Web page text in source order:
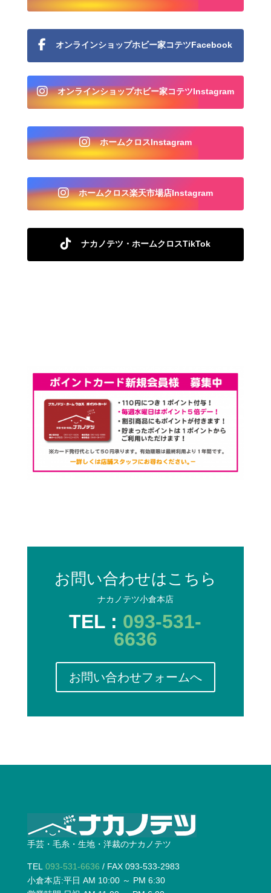
オンラインショップホビー家コテツFacebook
オンラインショップホビー家コテツInstagram
ホームクロスInstagram
ホームクロス楽天市場店Instagram
ナカノテツ・ホームクロスTikTok
お問い合わせはこちら
ナカノテツ小倉本店
TEL : 093-531-
6636
お問い合わせフォームへ
手芸・毛糸・生地・洋裁のナカノテツ
TEL 093-531-6636 / FAX 093-533-2983
小倉本店:平日 AM 10:00 ～ PM 6:30